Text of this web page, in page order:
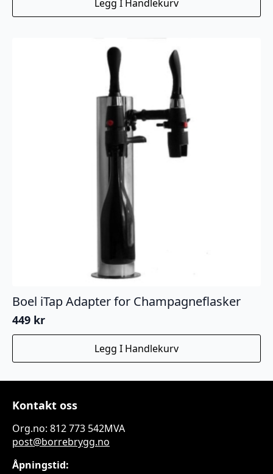
Legg I Handlekurv
Boel iTap Adapter for Champagneflasker
449 kr
Legg I Handlekurv
Kontakt oss
Org.no: 812 773 542MVA
post@borrebrygg.no
Åpningstid: